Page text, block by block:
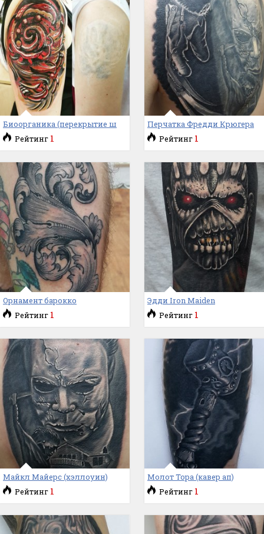
Биоорганика (перекрытие ш
Рейтинг 1
Перчатка Фредди Крюгера
Рейтинг 1
Орнамент барокко
Рейтинг 1
Эдди Iron Maiden
Рейтинг 1
Майкл Майерс (хэллоуин)
Рейтинг 1
Молот Тора (кавер ап)
Рейтинг 1